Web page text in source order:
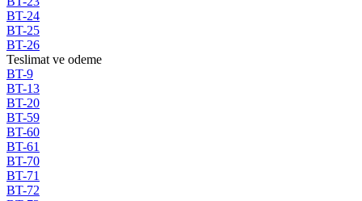
BT-24
BT-25
BT-26
Teslimat ve odeme
BT-9
BT-13
BT-20
BT-59
BT-60
BT-61
BT-70
BT-71
BT-72